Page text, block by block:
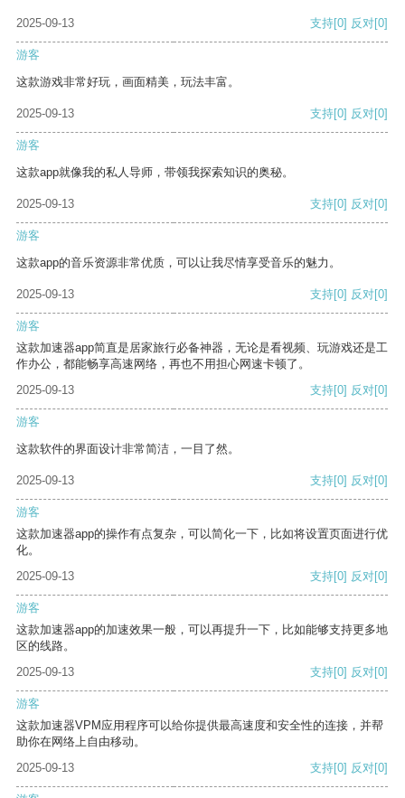
2025-09-13 支持[0] 反对[0]
游客
这款游戏非常好玩，画面精美，玩法丰富。
2025-09-13 支持[0] 反对[0]
游客
这款app就像我的私人导师，带领我探索知识的奥秘。
2025-09-13 支持[0] 反对[0]
游客
这款app的音乐资源非常优质，可以让我尽情享受音乐的魅力。
2025-09-13 支持[0] 反对[0]
游客
这款加速器app简直是居家旅行必备神器，无论是看视频、玩游戏还是工
作办公，都能畅享高速网络，再也不用担心网速卡顿了。
2025-09-13
支持[0] 反对[0]
游客
这款软件的界面设计非常简洁，一目了然。
2025-09-13 支持[0] 反对[0]
游客
这款加速器app的操作有点复杂，可以简化一下，比如将设置页面进行优
化。
2025-09-13
支持[0] 反对[0]
游客
这款加速器app的加速效果一般，可以再提升一下，比如能够支持更多地
区的线路。
2025-09-13
支持[0] 反对[0]
游客
这款加速器VPM应用程序可以给你提供最高速度和安全性的连接，并帮
助你在网络上自由移动。
2025-09-13
支持[0] 反对[0]